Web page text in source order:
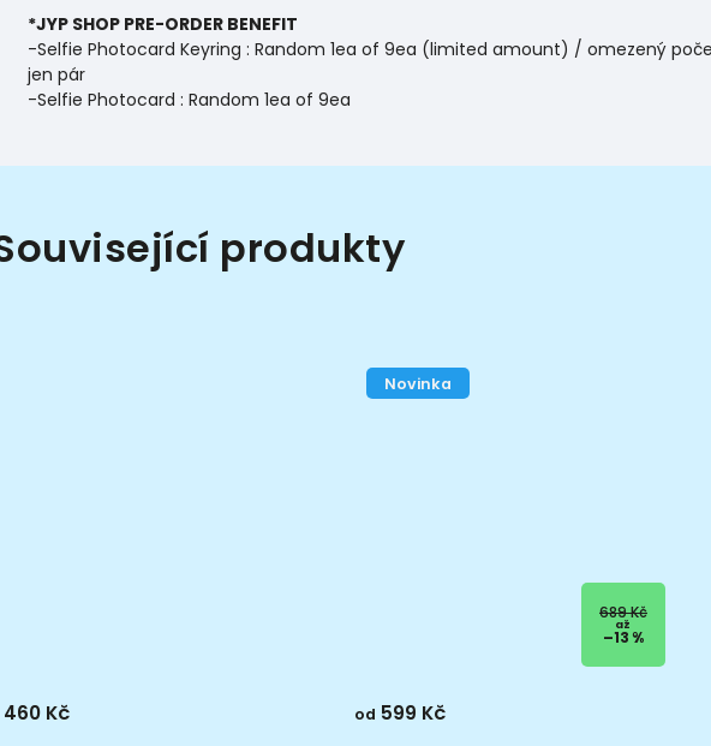
*JYP SHOP PRE-ORDER BENEFIT
-Selfie Photocard Keyring : Random 1ea of 9ea (limited amount) / omezený
jen pár
-Selfie Photocard : Random 1ea of 9ea
produkty
460 Kč
Novinka
689 Kč
až
–13 %
od 599 Kč